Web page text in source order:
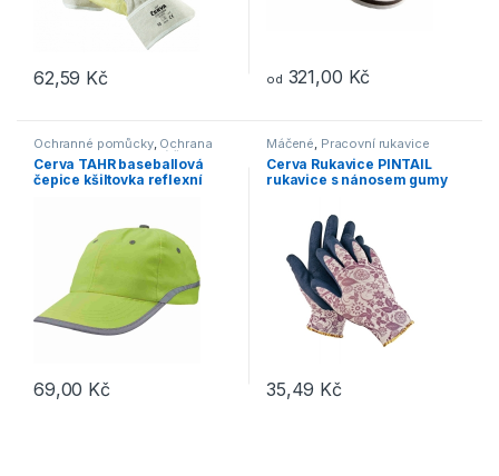
62,59 Kč od 321,00 Kč
Ochranné pomůcky, Ochrana
Outdoor a volný čas
Doplňky,Čepice, rukavice, šály
Cerva TAHR baseballová
čepice kšiltovka reflexní
69,00 Kč
Máčené Pracovní rukavice
Cerva Rukavice PINTAIL
rukavice s nánosem gumy
35,49 Kč
Tento produkt má více